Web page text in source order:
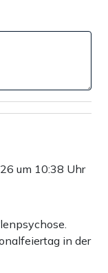
um 10:38 Uhr
in der